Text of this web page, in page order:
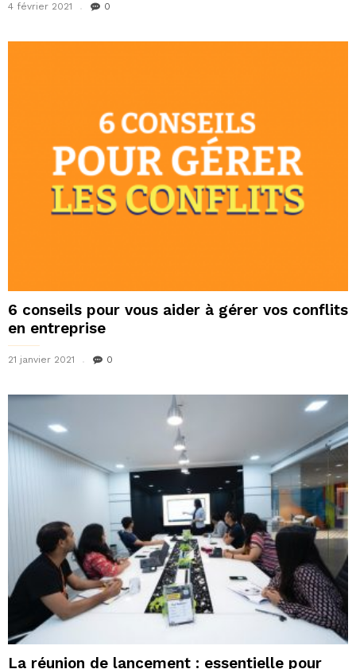
4 février 2021 0
6 conseils pour vous aider à gérer vos conflits
en entreprise
21 janvier 2021 0
La réunion de lancement : essentielle pour